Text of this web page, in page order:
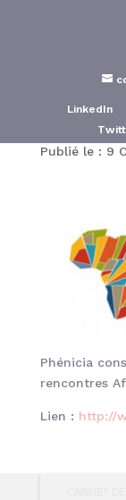
LinkedIn
Notre
des
Publié le : 9
Phénicia
rencontres
Lien : http://